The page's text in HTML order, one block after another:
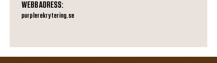
WEBBADRESS:
purplerekrytering.se